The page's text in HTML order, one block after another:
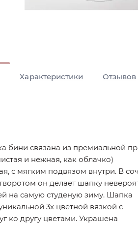
Характеристики Отзывов
бини связана из премиальной
и нежная, как облачко)
с мягким подвязом внутри. В
он делает шапку
на самую студеную зиму. Шапка
3х цветной вязкой с
ко другу цветами. Украшена